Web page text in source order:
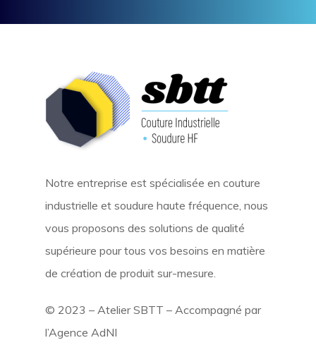
Notre entreprise est spécialisée en couture
industrielle et soudure haute fréquence, nous
vous proposons des solutions de qualité
supérieure pour tous vos besoins en matière
de création de produit sur-mesure.
© 2023 – Atelier SBTT – Accompagné par
l’Agence AdNI